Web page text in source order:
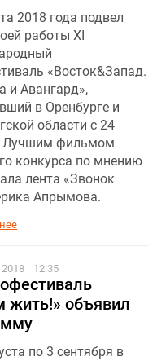
2018 года подвел
работы XI
«Восток&Запад.
и Авангард»,
в Оренбурге и
области с 24
Лучшим фильмом
конкурса по мнению
лента «Звонок
Апрымова.
2018 12:35
жить!» объявил
по 3 сентября в